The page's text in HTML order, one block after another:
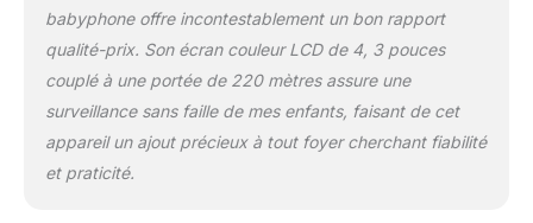
babyphone offre incontestablement un bon rapport
qualité-prix. Son écran couleur LCD de 4, 3 pouces
couplé à une portée de 220 mètres assure une
surveillance sans faille de mes enfants, faisant de cet
appareil un ajout précieux à tout foyer cherchant fiabilité
et praticité.